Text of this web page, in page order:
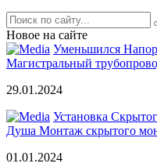
Новое на сайте
Уменьшился
Магистральный
29.01.2024
Установка
Душа Монтаж скрытого
01.01.2024